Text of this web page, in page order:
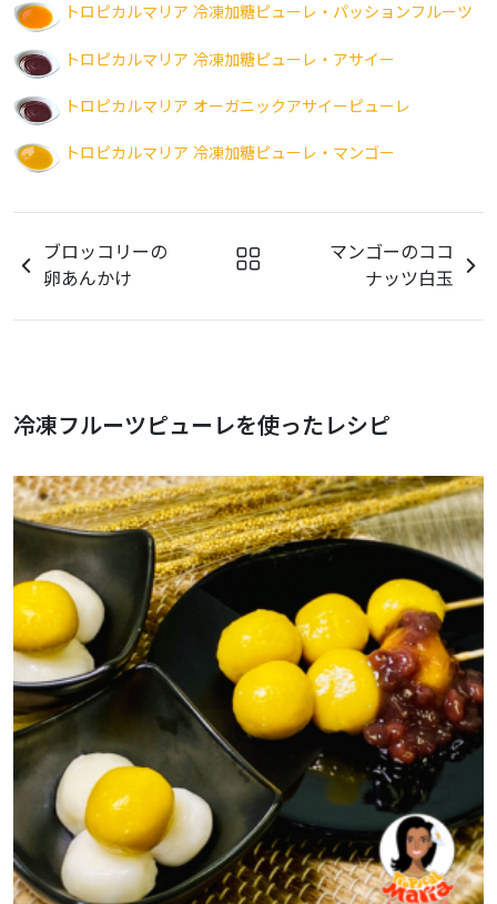
トロピカルマリア 冷凍加糖ピューレ・パッションフルーツ
トロピカルマリア 冷凍加糖ピューレ・アサイー
トロピカルマリア オーガニックアサイーピューレ
トロピカルマリア 冷凍加糖ピューレ・マンゴー
ブロッコリーの
卵あんかけ
マンゴーのココ
ナッツ白玉
冷凍フルーツピューレを使ったレシピ